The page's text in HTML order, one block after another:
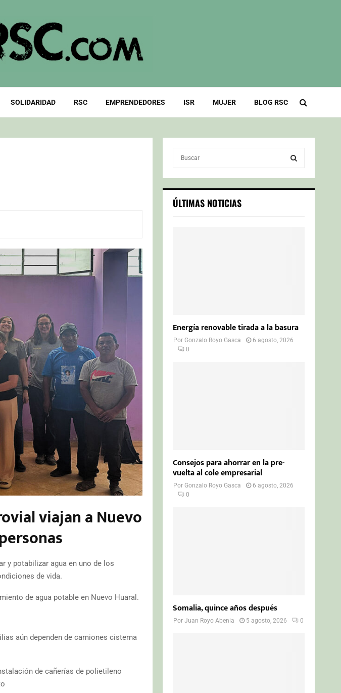
SOLIDARIDAD RSC EMPRENDEDORES ISR MUJER BLOG RSC
viajan a Nuevo
y potabilizar agua en uno de los
de vida.
de agua potable en Nuevo Huaral.
aún dependen de camiones cisterna
de cañerías de polietileno
c
h
S
ÚLTIMAS NOTICIAS
Energía renovable tirada a la basura
PorGonzalo Royo Gasca
6 agosto, 2026
0
Consejos para ahorrar en la pre-
vuelta al cole empresarial
PorGonzalo Royo Gasca
6 agosto, 2026
0
Somalia, quince años después
PorJuan Royo Abenia 5 agosto, 2026 0